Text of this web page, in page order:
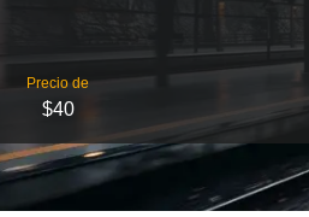
Precio de
$40